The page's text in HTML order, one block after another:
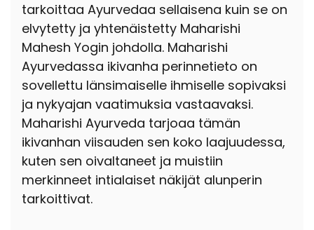
tarkoittaa Ayurvedaa sellaisena kuin se on
elvytetty ja yhtenäistetty Maharishi
Mahesh Yogin johdolla. Maharishi
Ayurvedassa ikivanha perinnetieto on
sovellettu länsimaiselle ihmiselle sopivaksi
ja nykyajan vaatimuksia vastaavaksi.
Maharishi Ayurveda tarjoaa tämän
ikivanhan viisauden sen koko laajuudessa,
kuten sen oivaltaneet ja muistiin
merkinneet intialaiset näkijät alunperin
tarkoittivat.